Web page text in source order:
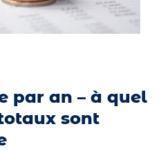
par an – à quel
sont